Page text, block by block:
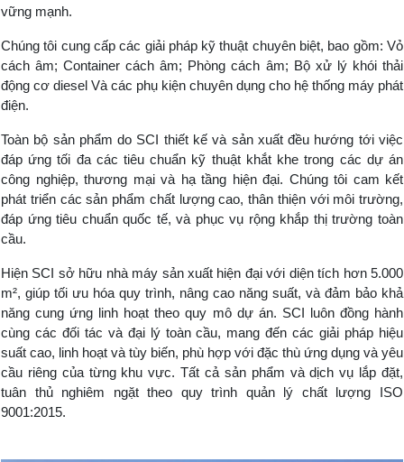
vững mạnh.
Chúng tôi cung cấp các giải pháp kỹ thuật chuyên biệt, bao gồm: Vỏ
cách âm; Container cách âm; Phòng cách âm; Bộ xử lý khói thải
động cơ diesel Và các phụ kiện chuyên dụng cho hệ thống máy phát
điện.
Toàn bộ sản phẩm do SCI thiết kế và sản xuất đều hướng tới việc
đáp ứng tối đa các tiêu chuẩn kỹ thuật khắt khe trong các dự án
công nghiệp, thương mại và hạ tầng hiện đại. Chúng tôi cam kết
phát triển các sản phẩm chất lượng cao, thân thiện với môi trường,
đáp ứng tiêu chuẩn quốc tế, và phục vụ rộng khắp thị trường toàn
cầu.
Hiện SCI sở hữu nhà máy sản xuất hiện đại với diện tích hơn 5.000
m², giúp tối ưu hóa quy trình, nâng cao năng suất, và đảm bảo khả
năng cung ứng linh hoạt theo quy mô dự án. SCI luôn đồng hành
cùng các đối tác và đại lý toàn cầu, mang đến các giải pháp hiệu
suất cao, linh hoạt và tùy biến, phù hợp với đặc thù ứng dụng và yêu
cầu riêng của từng khu vực. Tất cả sản phẩm và dịch vụ lắp đặt,
tuân thủ nghiêm ngặt theo quy trình quản lý chất lượng ISO
9001:2015.